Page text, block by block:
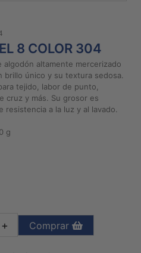
8 COLOR 304
altamente mercerizado
brillo único y su textura sedosa.
tejido, labor de punto,
cruz y más. Su grosor es
resistencia a la luz y al lavado.
g
+ Comprar